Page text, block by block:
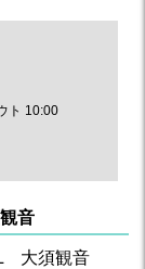
ト 10:00
音